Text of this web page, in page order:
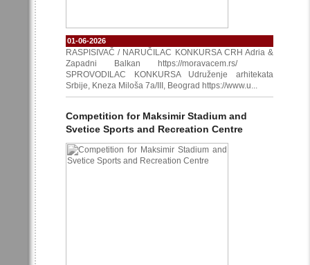
01-06-2026
RASPISIVAČ / NARUČILAC KONKURSA CRH Adria &
Zapadni Balkan https://moravacem.rs/
SPROVODILAC KONKURSA Udruženje arhitekata
Srbije, Kneza Miloša 7a/III, Beograd https://www.u...
Competition for Maksimir Stadium and
Svetice Sports and Recreation Centre